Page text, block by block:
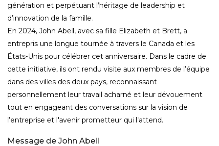
génération et perpétuant l’héritage de leadership et
d’innovation de la famille.
En 2024, John Abell, avec sa fille Elizabeth et Brett, a
entrepris une longue tournée à travers le Canada et les
États-Unis pour célébrer cet anniversaire. Dans le cadre de
cette initiative, ils ont rendu visite aux membres de l’équipe
dans des villes des deux pays, reconnaissant
personnellement leur travail acharné et leur dévouement
tout en engageant des conversations sur la vision de
l’entreprise et l'avenir prometteur qui l'attend.
Message de John Abell